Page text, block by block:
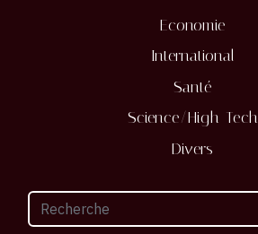
Economie
International
Santé
Science/High-Tech
Divers